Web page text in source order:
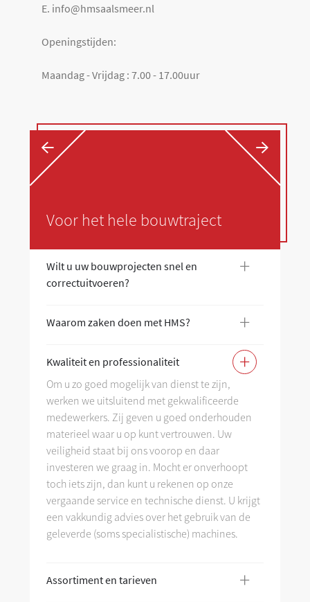
E. info@hmsaalsmeer.nl
Openingstijden:
Maandag - Vrijdag : 7.00 - 17.00uur
← →
Voor het hele bouwtraject
Wilt u uw bouwprojecten snel en
correctuitvoeren?
+
Waarom zaken doen met HMS? +
Kwaliteit en professionaliteit +
Om u zo goed mogelijk van dienst te zijn,
werken we uitsluitend met gekwalificeerde
medewerkers. Zij geven u goed onderhouden
materieel waar u op kunt vertrouwen. Uw
veiligheid staat bij ons voorop en daar
investeren we graag in. Mocht er onverhoopt
toch iets zijn, dan kunt u rekenen op onze
vergaande service en technische dienst. U krijgt
een vakkundig advies over het gebruik van de
geleverde (soms specialistische) machines.
Assortiment en tarieven +